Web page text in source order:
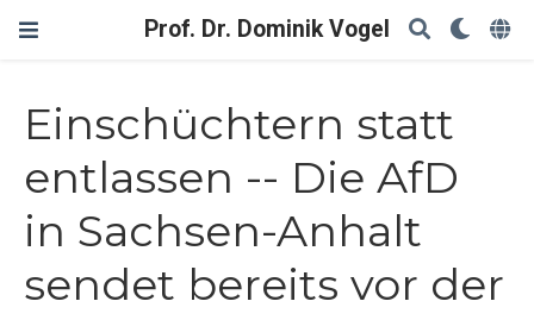
Prof. Dr. Dominik Vogel
Einschüchtern statt
entlassen -- Die AfD
in Sachsen-Anhalt
sendet bereits vor der